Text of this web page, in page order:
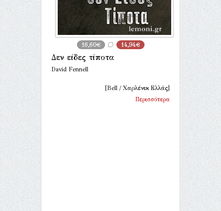
16,60€ 14,94€
Δεν είδες τίποτα
David Fennell
[Bell / Χαρλένικ Ελλάς]
Περισσότερα